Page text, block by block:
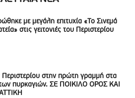
με μεγάλη επιτυχία «Το Σινεμά
στις γειτονιές του Περιστερίου
στην πρώτη γραμμή στα
πυρκαγιών. ΣΕ ΠΟΙΚΙΛΟ ΟΡΟΣ ΚΑΙ